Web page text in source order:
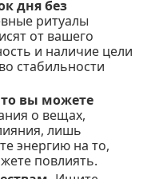
дня без
ритуалы
от вашего
и наличие цели
стабильности
вы можете
о вещах,
лишь
энергию на то,
повлиять.